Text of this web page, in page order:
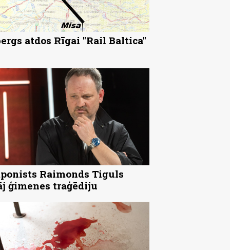
atdos Rīgai "Rail Baltica"
Raimonds Tiguls
ģimenes traģēdiju